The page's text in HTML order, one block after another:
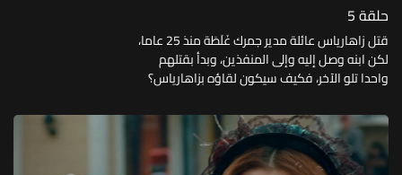
حلقة 5
قتل زاهارياس عائلة مدير جمرك غَلَطَة منذ 25 عاما،
لكن ابنه وصل إليه وإلى المنفذين، وبدأ بقتلهم
واحدا تلو الآخر، فكيف سيكون لقاؤه بزاهارياس؟